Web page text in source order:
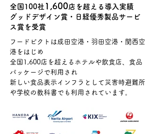
​全国100社 1,600店を超える導入実績
グッドデザイン賞・日経優秀製品サービ
ス賞を受賞
フードピクトは成田空港・羽田空港・関西空
港をはじめ
全国1,600店を超えるホテルや飲食店、食品
パッケージで利用され
新しい食品表示インフラとして災害時避難所
や学校の教科書でも利用されています。